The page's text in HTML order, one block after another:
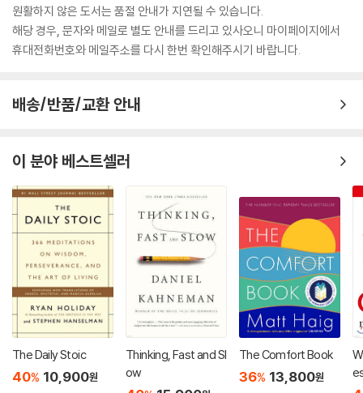
원활하지 않은 도서는 품절 안내가 지연될 수 있습니다.
해당 경우, 문자와 메일로 별도 안내를 드리고 있사오니 마이페이지에서
휴대전화번호와 메일주소를 다시 한번 확인해주시기 바랍니다.
배송/반품/교환 안내
이 분야 베스트셀러
The Daily Stoic
40% 10,900원
Thinking, Fast and Sl
ow
The Comfort Book
36% 13,800원